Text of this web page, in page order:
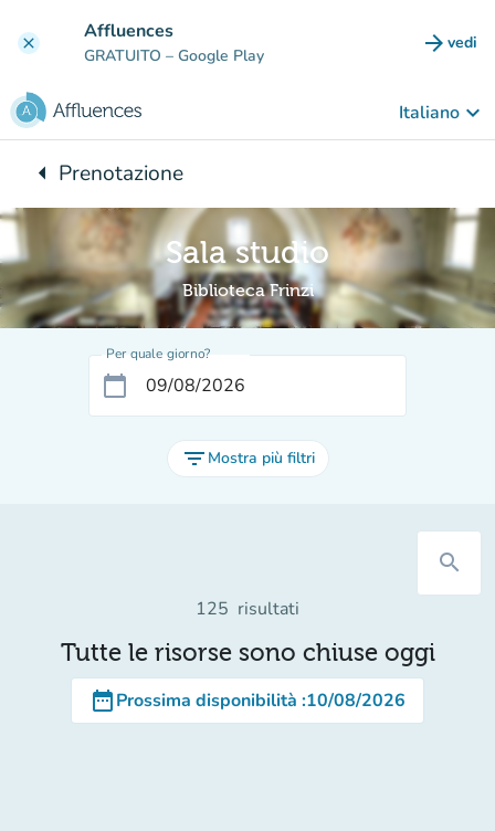
clear Affluences
GRATUITO – Google Play arrow_forward vedi
Italiano keyboard_arrow_down
arrow_leftTorna a:
Prenotazione
Sala studio
Biblioteca Frinzi
Per quale giorno?
calendar_today
filter_list Mostra più filtri
search
125 risultati
Tutte le risorse sono chiuse oggi
date_rangeProssima disponibilità :10/08/2026